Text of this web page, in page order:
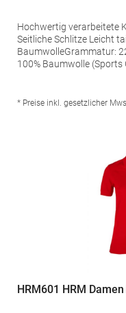
Hochwertig verarbeitete
Seitliche Schlitze Leicht tailliert Baumwoll-Piqué Gekämmte
BaumwolleGrammatur:
100% Baumwolle (Sports
Produktsicherheit:
Fashion GmbH Am Gatherhof
* Preise inkl. gesetzlicher
HRM601 HRM